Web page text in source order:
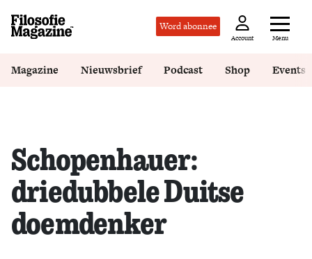
Word abonnee
Account Menu
Magazine Nieuwsbrief Podcast Shop Events
Schopenhauer:
driedubbele Duitse
doemdenker